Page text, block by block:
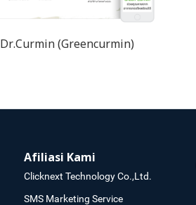
Dr.Curmin (Greencurmin)
Afiliasi Kami
Clicknext Technology Co.,Ltd.
SMS Marketing Service